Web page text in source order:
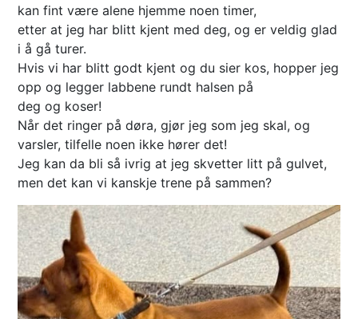
kan fint være alene hjemme noen timer,
etter at jeg har blitt kjent med deg, og er veldig glad
i å gå turer.
Hvis vi har blitt godt kjent og du sier kos, hopper jeg
opp og legger labbene rundt halsen på
deg og koser!
Når det ringer på døra, gjør jeg som jeg skal, og
varsler, tilfelle noen ikke hører det!
Jeg kan da bli så ivrig at jeg skvetter litt på gulvet,
men det kan vi kanskje trene på sammen?